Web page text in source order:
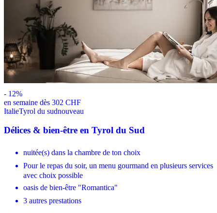
- 12%
en semaine dès 302 CHF
ItalieTyrol du sudnouveau
Délices & bien-être en Tyrol du Sud
nuitée(s) dans la chambre de ton choix
Pour le repas du soir, un menu gourmand en plusieurs services
avec choix possible
oasis de bien-être "Romantica"
3 autres prestations